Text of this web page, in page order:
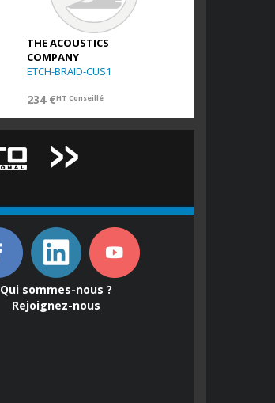
THE ACOUSTICS
COMPANY
ETCH-BRAID-CUS1
234 €HT Conseillé
Qui sommes-nous ?
Rejoignez-nous